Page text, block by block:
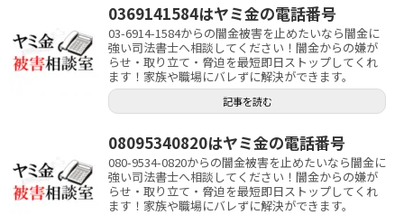
0369141584はヤミ金の電話番号
03-6914-1584からの闇金被害を止めたいなら闇金に
強い司法書士へ相談してください！闇金からの嫌が
らせ・取り立て・脅迫を最短即日ストップしてくれ
ます！家族や職場にバレずに解決ができます。
記事を読む
08095340820はヤミ金の電話番号
080-9534-0820からの闇金被害を止めたいなら闇金に
強い司法書士へ相談してください！闇金からの嫌が
らせ・取り立て・脅迫を最短即日ストップしてくれ
ます！家族や職場にバレずに解決ができます。